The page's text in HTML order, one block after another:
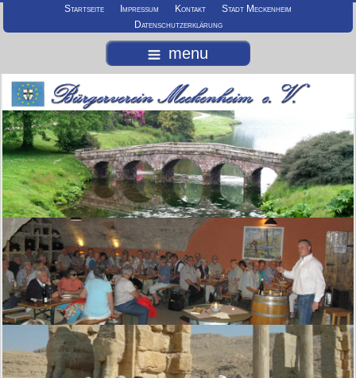
Startseite Impressum Kontakt
Stadt Meckenheim
Datenschutzerklärung
menu